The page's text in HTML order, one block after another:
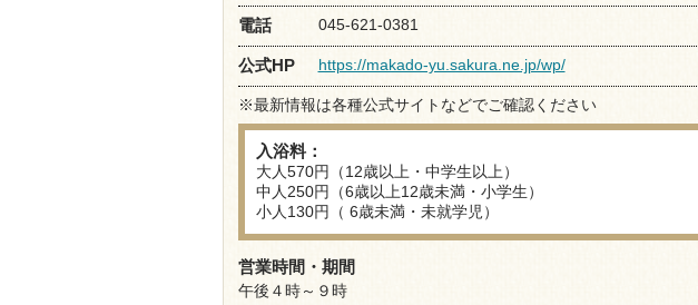
電話 045-621-0381
公式HP https://makado-yu.sakura.ne.jp/wp/
※最新情報は各種公式サイトなどでご確認ください
入浴料：
大人570円（12歳以上・中学生以上）
中人250円（6歳以上12歳未満・小学生）
小人130円（ 6歳未満・未就学児）
営業時間・期間
午後４時～９時